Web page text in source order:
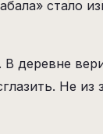
стало
деревне
Не из